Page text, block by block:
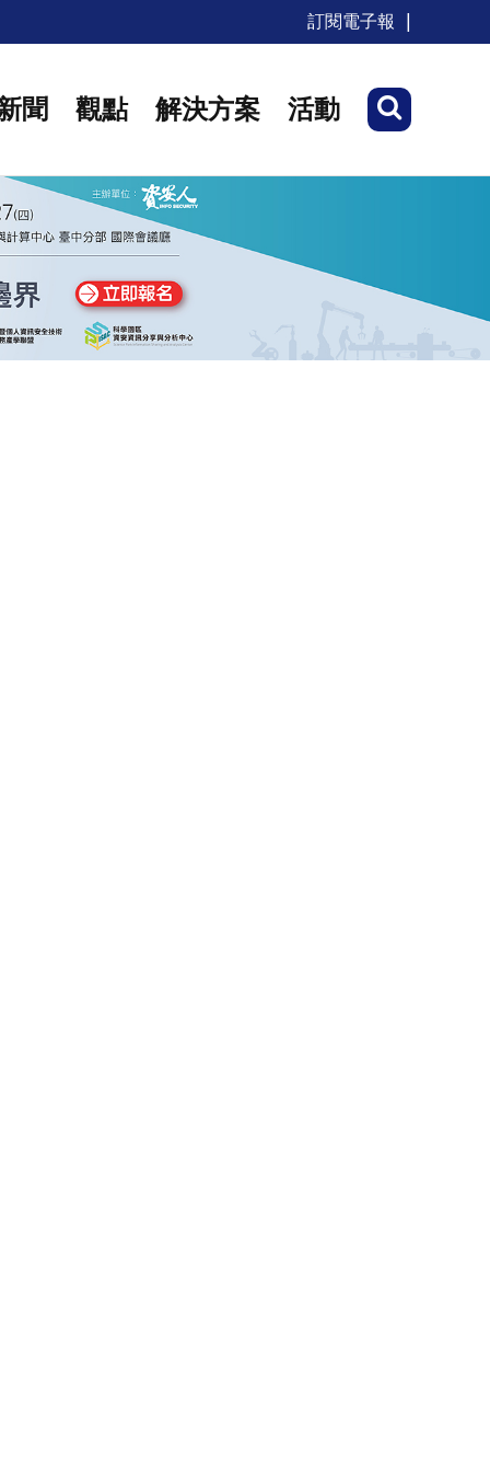
訂閱電子報
聞 觀點 解決方案 活動